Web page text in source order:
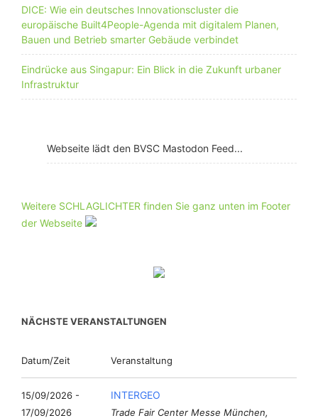
DICE: Wie ein deutsches Innovationscluster die
europäische Built4People-Agenda mit digitalem Planen,
Bauen und Betrieb smarter Gebäude verbindet
Eindrücke aus Singapur: Ein Blick in die Zukunft urbaner
Infrastruktur
Webseite lädt den BVSC Mastodon Feed...
Weitere SCHLAGLICHTER finden Sie ganz unten im Footer
der Webseite
NÄCHSTE VERANSTALTUNGEN
Datum/Zeit Veranstaltung
15/09/2026 -
17/09/2026
INTERGEO
Trade Fair Center Messe München,